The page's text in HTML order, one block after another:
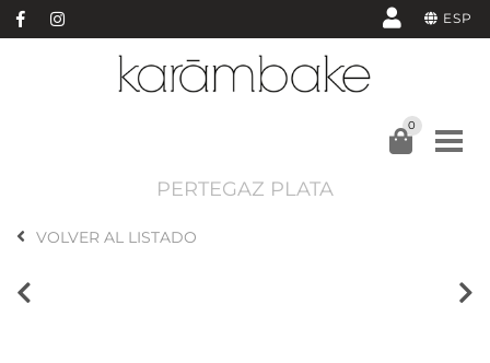
ESP
0
PERTEGAZ PLATA
VOLVER AL LISTADO